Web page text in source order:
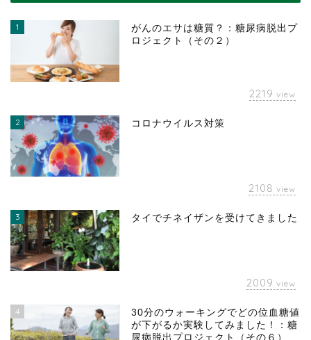
1
がんのエサは糖質？：糖尿病脱出プ
ロジェクト（その２）
2219 view
2 コロナウイルス対策
2108 view
3 タイでチネイザンを受けてきました
2009 view
4
30分のウォーキングでどの位血糖値
が下がるか実験してみました！：糖
尿病脱出プロジェクト（その６）